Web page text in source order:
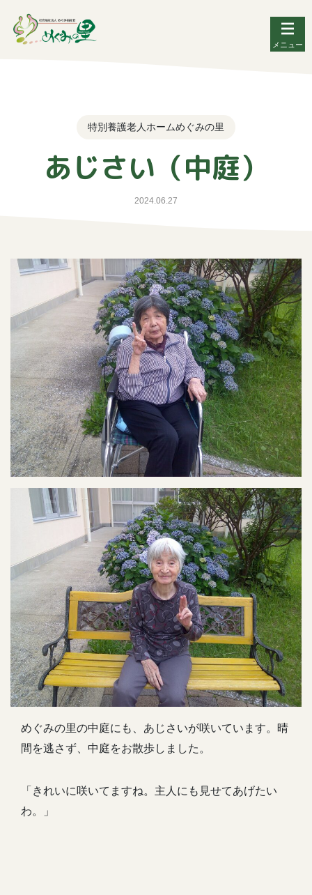
メニュー
特別養護老人ホームめぐみの里
あじさい（中庭）
2024.06.27
めぐみの里の中庭にも、あじさいが咲いています。晴
間を逃さず、中庭をお散歩しました。
「きれいに咲いてますね。主人にも見せてあげたい
わ。」